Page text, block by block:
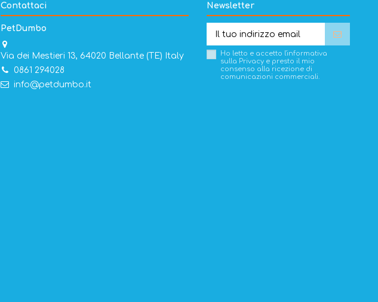
Contattaci
PetDumbo
Via dei Mestieri 13, 64020 Bellante (TE) Italy
0861 294028
info@petdumbo.it
Newsletter
Ho letto e accetto l'informativa
sulla Privacy e presto il mio
consenso alla ricezione di
comunicazioni commerciali.